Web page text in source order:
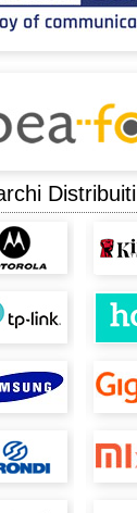
Distribuiti